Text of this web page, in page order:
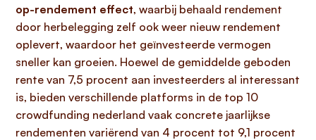
op-rendement effect, waarbij behaald rendement
door herbelegging zelf ook weer nieuw rendement
oplevert, waardoor het geïnvesteerde vermogen
sneller kan groeien. Hoewel de gemiddelde geboden
rente van 7,5 procent aan investeerders al interessant
is, bieden verschillende platforms in de top 10
crowdfunding nederland vaak concrete jaarlijkse
rendementen variërend van 4 procent tot 9,1 procent